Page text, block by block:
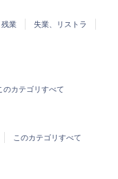
残業
失業、リストラ
のカテゴリすべて
このカテゴリすべて